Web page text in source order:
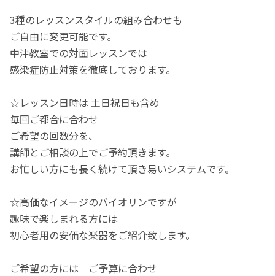
3種のレッスンスタイルの組み合わせも
ご自由に変更可能です。
中津教室での対面レッスンでは
感染症防止対策を徹底しております。
☆レッスン日時は 土日祝日も含め
毎回ご都合に合わせ
ご希望の回数分を、
講師とご相談の上でご予約頂きます。
お忙しい方にも長く続けて頂き易いシステムです。
☆高価なイメージのバイオリンですが
趣味で楽しまれる方には
初心者用の安価な楽器をご紹介致します。
ご希望の方には ご予算に合わせ